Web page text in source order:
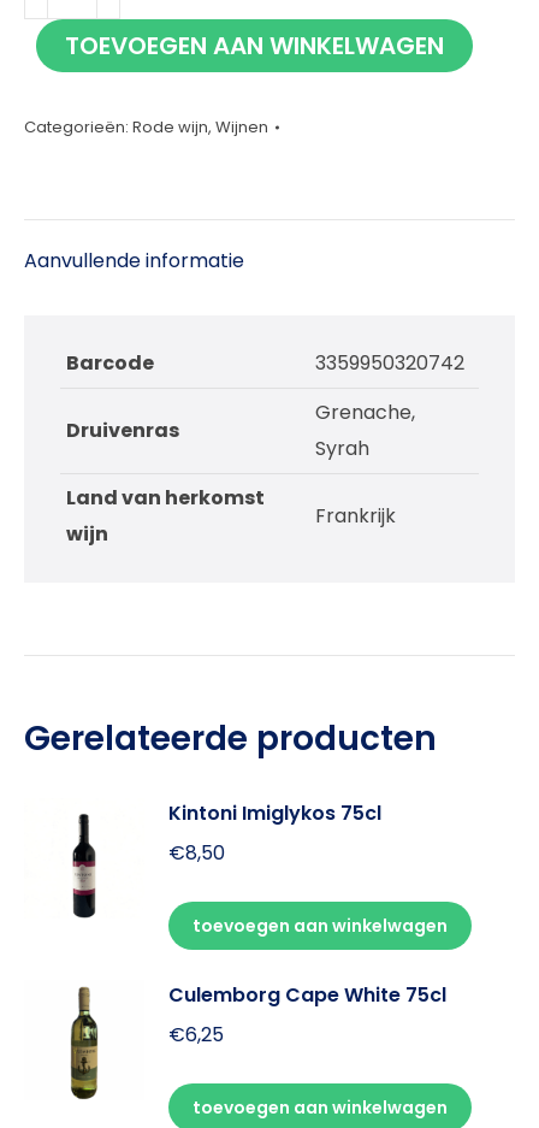
Châteauneuf
Du
75cl
TOEVOEGEN AAN WINKELWAGEN
Categorieën: Rode wijn, Wijnen
Aanvullende informatie
Barcode 3359950320742
Druivenras
Grenache,
Syrah
Land van herkomst
wijn
Frankrijk
Gerelateerde producten
Kintoni Imiglykos 75cl
€8,50
toevoegen aan winkelwagen
Culemborg Cape White 75cl
€6,25
toevoegen aan winkelwagen